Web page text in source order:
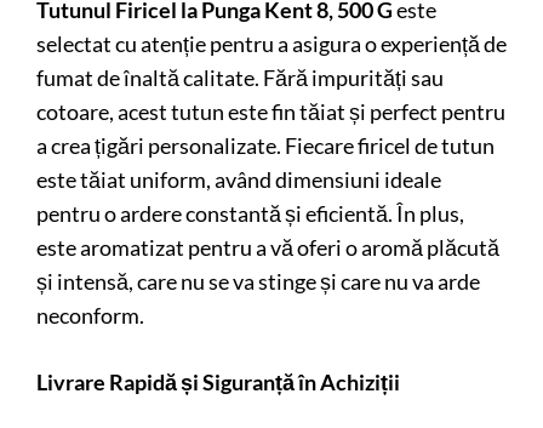
Tutunul Firicel la Punga Kent 8, 500 Geste
selectat cu atenție pentru a asigura o experiență de
fumat de înaltă calitate. Fără impurități sau
cotoare, acest tutun este fin tăiat și perfect pentru
a crea țigări personalizate. Fiecare firicel de tutun
este tăiat uniform, având dimensiuni ideale
pentru o ardere constantă și eficientă. În plus,
este aromatizat pentru a vă oferi o aromă plăcută
și intensă, care nu se va stinge și care nu va arde
neconform.
Livrare Rapidă și Siguranță în Achiziții